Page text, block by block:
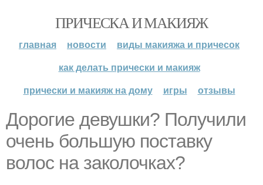
ПРИЧЕСКА И МАКИЯЖ
главная новости
виды макияжа и причесок
как делать прически и макияж
прически и макияж на дому
игры отзывы
Дорогие девушки? Получили
очень большую поставку
волос на заколочках?